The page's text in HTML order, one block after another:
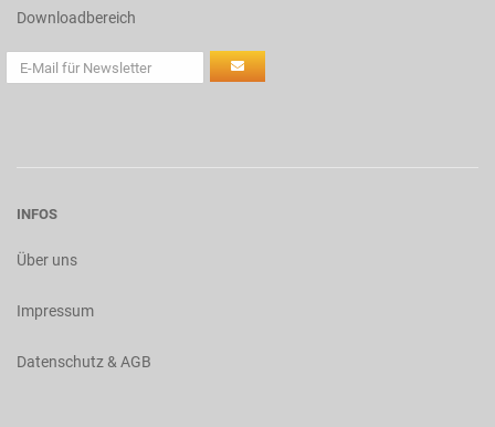
Downloadbereich
INFOS
Über uns
Impressum
Datenschutz & AGB